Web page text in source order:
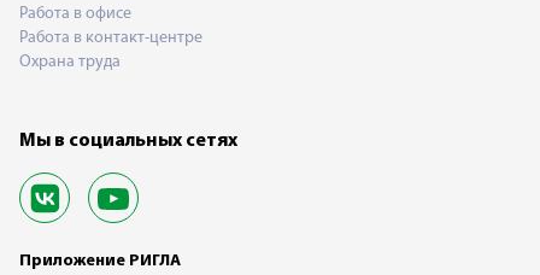
Работа в офисе
Работа в контакт-центре
Охрана труда
Мы в социальных сетях
Приложение РИГЛА